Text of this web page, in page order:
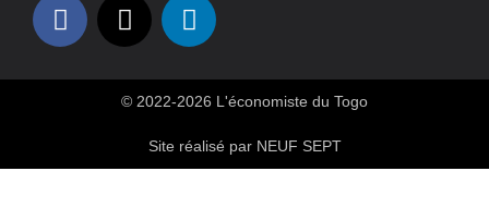
© 2022-2026 L'économiste du Togo
Site réalisé par NEUF SEPT